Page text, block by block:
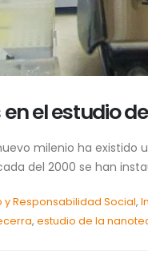
en el estudio
milenio ha
del 2000 se han
y Responsabilidad Social,
, estudio de la